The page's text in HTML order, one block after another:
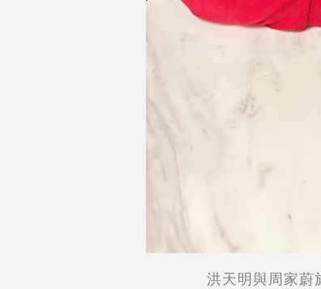
洪天明與周家蔚